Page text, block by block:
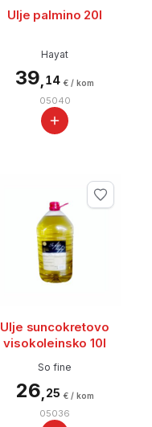
Ulje palmino 20l
Hayat
39 14 € / kom
05040
Ulje suncokretovo
visokoleinsko 10l
So fine
26 25 € / kom
05036